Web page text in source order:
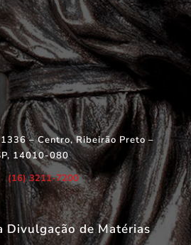
– Centro, Ribeirão Preto –
14010-080
(16) 3211-7200
Divulgação de Matérias